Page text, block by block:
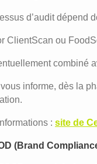
d’audit dépend
ClientScan ou
combiné
informe, dès la
: site de
(Brand